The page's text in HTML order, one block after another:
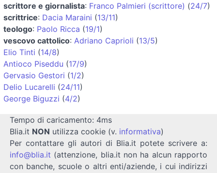
scrittore e giornalista: Franco Palmieri (scrittore) (24/7)
scrittrice: Dacia Maraini (13/11)
teologo: Paolo Ricca (19/1)
vescovo cattolico: Adriano Caprioli (13/5)
Elio Tinti (14/8)
Antioco Piseddu (17/9)
Gervasio Gestori (1/2)
Delio Lucarelli (24/11)
George Biguzzi (4/2)
Tempo di caricamento: 4ms
Blia.it NON utilizza cookie (v. informativa)
Per contattare gli autori di Blia.it potete scrivere a:
info@blia.it (attenzione, blia.it non ha alcun rapporto
con banche, scuole o altri enti/aziende, i cui indirizzi